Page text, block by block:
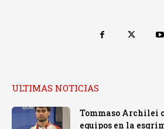
ULTIMAS NOTICIAS
Tommaso Archilei
equipos en la